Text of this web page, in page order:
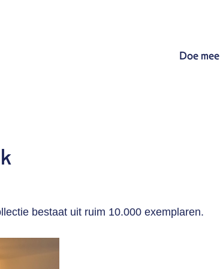
Doe mee
bestaat uit ruim 10.000 exemplaren.